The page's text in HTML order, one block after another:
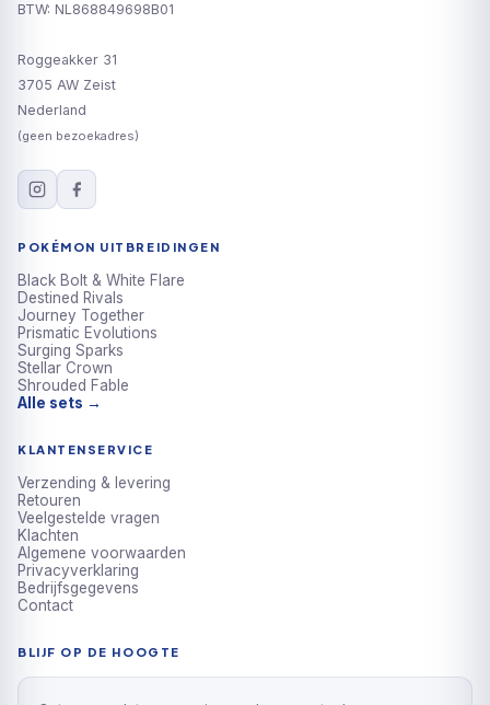
BTW: NL868849698B01
Roggeakker 31
3705 AW Zeist
Nederland
(geen bezoekadres)
POKÉMON UITBREIDINGEN
Black Bolt & White Flare
Destined Rivals
Journey Together
Prismatic Evolutions
Surging Sparks
Stellar Crown
Shrouded Fable
Alle sets →
KLANTENSERVICE
Verzending & levering
Retouren
Veelgestelde vragen
Klachten
Algemene voorwaarden
Privacyverklaring
Bedrijfsgegevens
Contact
BLIJF OP DE HOOGTE